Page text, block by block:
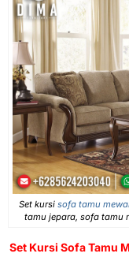
Set kursi sofa tamu
tamu jepara, sofa tamu
Set Kursi Sofa Tamu